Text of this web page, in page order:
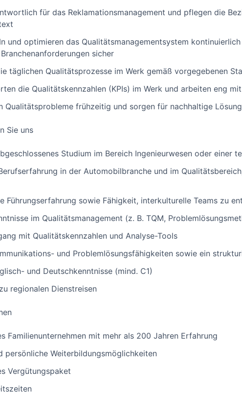
für das Reklamationsmanagement und pflegen die
und optimieren das Qualitätsmanagementsystem
sicher
täglichen Qualitätsprozesse im Werk gemäß vorgegebenen
die Qualitätskennzahlen (KPIs) im Werk und arbeiten eng
Qualitätsprobleme frühzeitig und sorgen für nachhaltige
Sie uns
Studium im Bereich Ingenieurwesen oder einer
in der Automobilbranche und im
Führungserfahrung sowie Fähigkeit, interkulturelle Teams zu
im Qualitätsmanagement (z. B. TQM,
mit Qualitätskennzahlen und Analyse-Tools
und Problemlösungsfähigkeiten sowie ein
und Deutschkenntnisse (mind. C1)
regionalen Dienstreisen
Familienunternehmen mit mehr als 200 Jahren Erfahrung
persönliche Weiterbildungsmöglichkeiten
Vergütungspaket